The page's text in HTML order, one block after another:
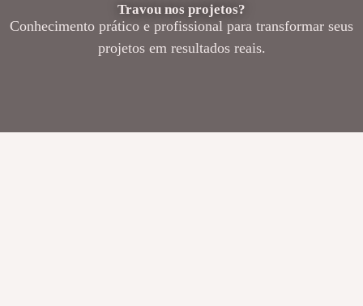
Travou nos projetos?
Conhecimento prático e profissional para transformar seus
projetos em resultados reais.